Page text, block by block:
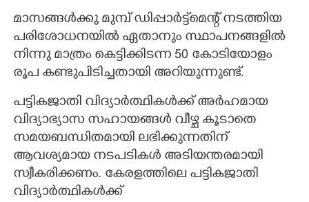
മാസങ്ങൾക്കു മുമ്പ് ഡിപ്പാർട്ട്മെന്റ് നടത്തിയ
പരിശോധനയിൽ ഏതാനും സ്ഥാപനങ്ങളിൽ
നിന്നു മാത്രം കെട്ടിക്കിടന്ന 50 കോടിയോളം
രൂപ കണ്ടുപിടിച്ചതായി അറിയുന്നുണ്ട്.
പട്ടികജാതി വിദ്യാർത്ഥികൾക്ക് അർഹമായ
വിദ്യാഭ്യാസ സഹായങ്ങൾ വീഴ്ച കൂടാതെ
സമയബന്ധിതമായി ലഭിക്കുന്നതിന്
ആവശ്യമായ നടപടികൾ അടിയന്തരമായി
സ്വീകരിക്കണം. കേരളത്തിലെ പട്ടികജാതി
വിദ്യാർത്ഥികൾക്ക്